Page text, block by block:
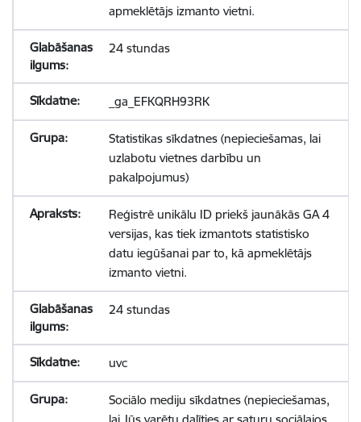
apmeklētājs izmanto vietni.
24 stundas
_ga_EFKQRH93RK
Statistikas sīkdatnes (nepieciešamas, lai
uzlabotu vietnes darbību un
pakalpojumus)
Reģistrē unikālu ID priekš jaunākās GA 4
versijas, kas tiek izmantots statistisko
datu iegūšanai par to, kā apmeklētājs
izmanto vietni.
24 stundas
uvc
Sociālo mediju sīkdatnes (nepieciešamas,